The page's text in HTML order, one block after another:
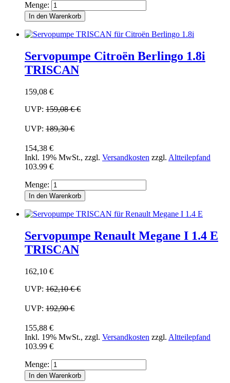
Menge:
In den Warenkorb
Servopumpe Citroën Berlingo 1.8i
TRISCAN
159,08 €
UVP: 159,08 €€
UVP: 189,30 €
154,38 €
Inkl. 19% MwSt., zzgl. Versandkosten zzgl. Altteilepfand
103.99 €
Menge:
In den Warenkorb
Servopumpe Renault Megane I 1.4 E
TRISCAN
162,10 €
UVP: 162,10 €€
UVP: 192,90 €
155,88 €
Inkl. 19% MwSt., zzgl. Versandkosten zzgl. Altteilepfand
103.99 €
Menge:
In den Warenkorb